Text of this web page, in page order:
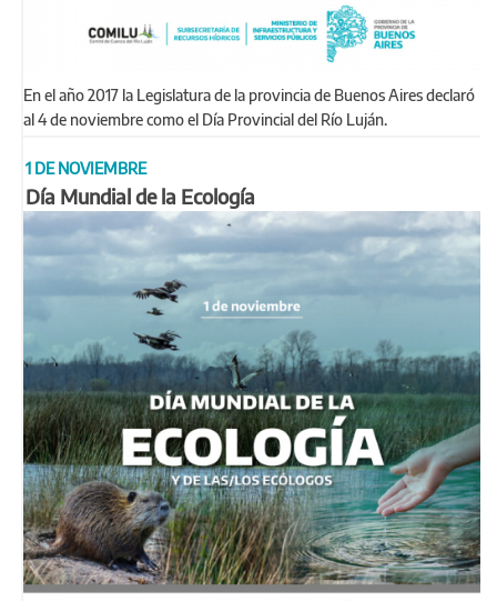
En el año 2017 la Legislatura de la provincia de Buenos Aires declaró
al 4 de noviembre como el Día Provincial del Río Luján.
1 DE NOVIEMBRE
Día Mundial de la Ecología